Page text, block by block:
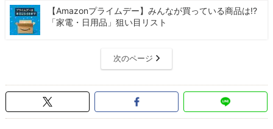
【Amazonプライムデー】みんなが買っている商品は!?
「家電・日用品」狙い目リスト
次のページ